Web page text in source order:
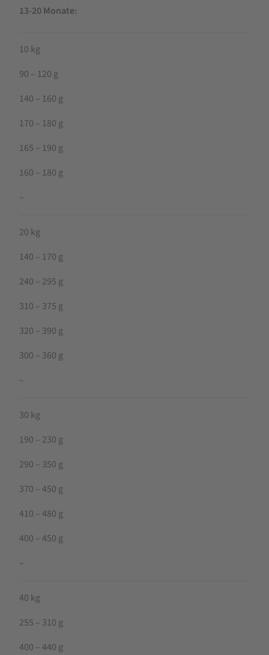
13-20 Monate
10 kg
90 – 120 g
140 – 160 g
170 – 180 g
165 – 190 g
160 – 180 g
20 kg
140 – 170 g
240 – 295 g
310 – 375 g
320 – 390 g
300 – 360 g
30 kg
190 – 230 g
290 – 350 g
370 – 450 g
410 – 480 g
400 – 450 g
40 kg
255 – 310 g
400 – 440 g